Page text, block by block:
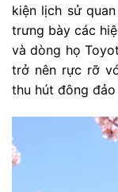
kiện lịch sử
trưng bày các
và dòng họ
trở nên rực rỡ
thu hút đông